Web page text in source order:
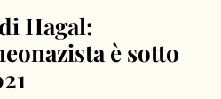
Hagal:
è sotto